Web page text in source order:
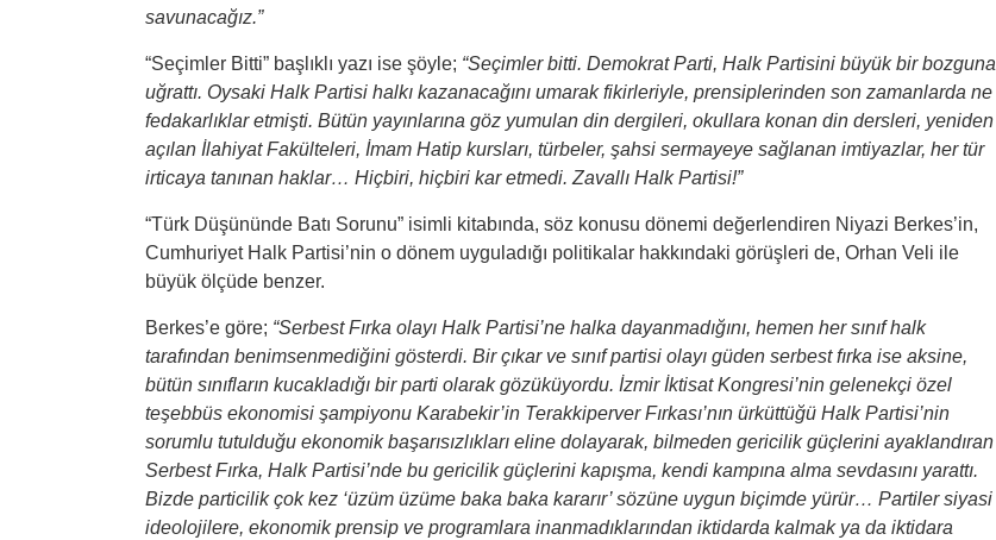
savunacağız.”
“Seçimler Bitti” başlıklı yazı ise şöyle; “Seçimler bitti. Demokrat Parti, Halk Partisini büyük bir bozguna
uğrattı. Oysaki Halk Partisi halkı kazanacağını umarak fikirleriyle, prensiplerinden son zamanlarda ne
fedakarlıklar etmişti. Bütün yayınlarına göz yumulan din dergileri, okullara konan din dersleri, yeniden
açılan İlahiyat Fakülteleri, İmam Hatip kursları, türbeler, şahsi sermayeye sağlanan imtiyazlar, her tür
irticaya tanınan haklar… Hiçbiri, hiçbiri kar etmedi. Zavallı Halk Partisi!”
“Türk Düşününde Batı Sorunu” isimli kitabında, söz konusu dönemi değerlendiren Niyazi Berkes’in,
Cumhuriyet Halk Partisi’nin o dönem uyguladığı politikalar hakkındaki görüşleri de, Orhan Veli ile
büyük ölçüde benzer.
Berkes’e göre; “Serbest Fırka olayı Halk Partisi’ne halka dayanmadığını, hemen her sınıf halk
tarafından benimsenmediğini gösterdi. Bir çıkar ve sınıf partisi olayı güden serbest fırka ise aksine,
bütün sınıfların kucakladığı bir parti olarak gözüküyordu. İzmir İktisat Kongresi’nin gelenekçi özel
teşebbüs ekonomisi şampiyonu Karabekir’in Terakkiperver Fırkası’nın ürküttüğü Halk Partisi’nin
sorumlu tutulduğu ekonomik başarısızlıkları eline dolayarak, bilmeden gericilik güçlerini ayaklandıran
Serbest Fırka, Halk Partisi’nde bu gericilik güçlerini kapışma, kendi kampına alma sevdasını yarattı.
Bizde particilik çok kez ‘üzüm üzüme baka baka kararır’ sözüne uygun biçimde yürür… Partiler siyasi
ideolojilere, ekonomik prensip ve programlara inanmadıklarından iktidarda kalmak ya da iktidara